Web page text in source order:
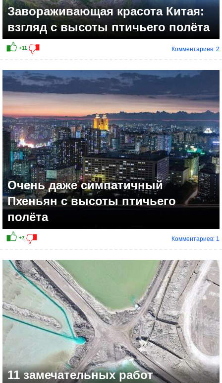
+10
Завораживающая красота Китая:
взгляд с высоты птичьего полёта
Комментариев: 2
Очень даже симпатичный
Пхеньян с высоты птичьего
полёта
Комментариев: 1
11 замечательных работ